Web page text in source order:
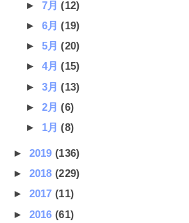
► 7月(12)
► 6月(19)
► 5月(20)
► 4月(15)
► 3月(13)
► 2月(6)
► 1月(8)
► 2019(136)
► 2018(229)
► 2017(11)
► 2016(61)